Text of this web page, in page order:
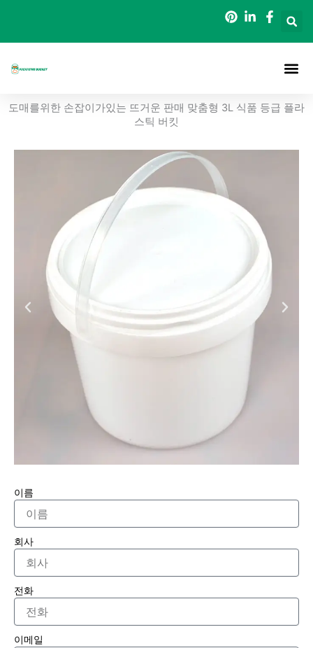
츠
뛰도매를위한 손잡이가있는 뜨거운 판매 맞춤형 3L 식품 등급 플라
스틱 버킷
이름
회사
전화
이메일